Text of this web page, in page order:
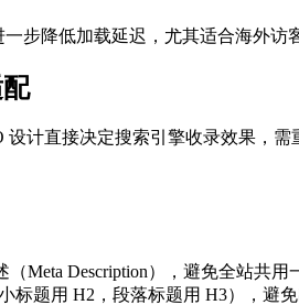
步降低加载延迟，尤其适合海外访
计直接决定搜索引擎收录效果，需
Meta Description），避免全站共用
题用 H2，段落标题用 H3），避